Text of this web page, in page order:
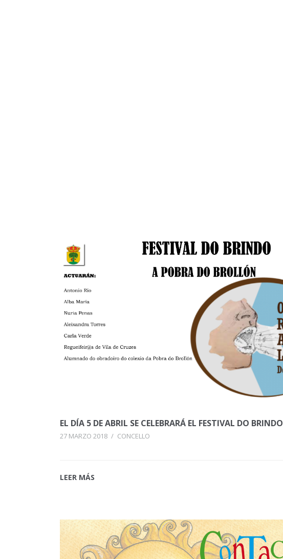
EL DÍA 5 DE ABRIL SE CELEBRARÁ EL FESTIVAL DO BRINDO
27 MARZO 2018 / CONCELLO
LEER MÁS